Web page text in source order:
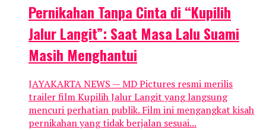
Pernikahan Tanpa Cinta di “Kupilih
Jalur Langit”: Saat Masa Lalu Suami
Masih Menghantui
JAYAKARTA NEWS — MD Pictures resmi merilis
trailer film Kupilih Jalur Langit yang langsung
mencuri perhatian publik. Film ini mengangkat kisah
pernikahan yang tidak berjalan sesuai...